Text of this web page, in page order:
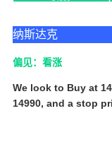
纳斯达克
偏见：看涨
We look to Buy at
14990, and a stop